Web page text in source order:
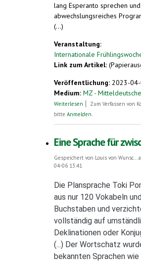
lang Esperanto sprechen
abwechslungsreiches
(...)
Veranstaltung:
Internationale
Link zum Artikel:
Veröffentlichung: 2023-
Medium: MZ -
Weiterlesen über Esperanto-Woche
Zum Verfassen von
bitte Anmelden
Eine Sprache für
Gespeichert von Louis von Wunsc...
04-06 13:41
Die Plansprache Toki
aus nur 120 Vokabeln
Buchstaben und
vollständig auf
Deklinationen oder
(...) Der Wortschatz
bekannten Sprachen wie